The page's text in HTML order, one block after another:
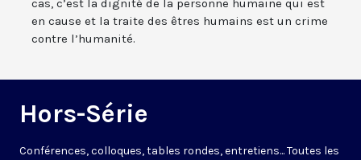
cas, c’est la dignité de la personne humaine qui est
en cause et la traite des êtres humains est un crime
contre l’humanité.
Hors-Série
Conférences, colloques, tables rondes, entretiens... Toutes les